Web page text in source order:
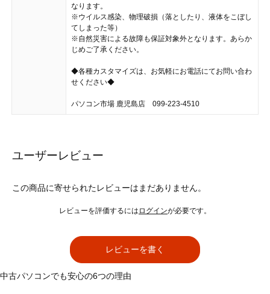
なります。
※ウイルス感染、物理破損（落としたり、液体をこぼし
てしまった等）
※自然災害による故障も保証対象外となります。あらか
じめご了承ください。
◆各種カスタマイズは、お気軽にお電話にてお問い合わ
せください◆
パソコン市場 鹿児島店 099-223-4510
ユーザーレビュー
この商品に寄せられたレビューはまだありません。
レビューを評価するには ログインが必要です。
レビューを書く
中古パソコンでも安心の6つの理由